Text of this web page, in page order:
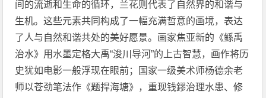
间的流逝和生命的循环，兰花则代表了自然界的和谐与
生机。这些元素共同构成了一幅充满哲意的画境，表达
了人与自然和谐共处的美好愿景。画家焦亚新的《鲧禹
治水》用水墨定格大禹“浚川导河”的上古智慧，画作将历
史犹如电影一般浮现在眼前；国家一级美术师杨德余老
师以苍劲笔法作《题捍海塘》，重现钱鏐治理水患、修